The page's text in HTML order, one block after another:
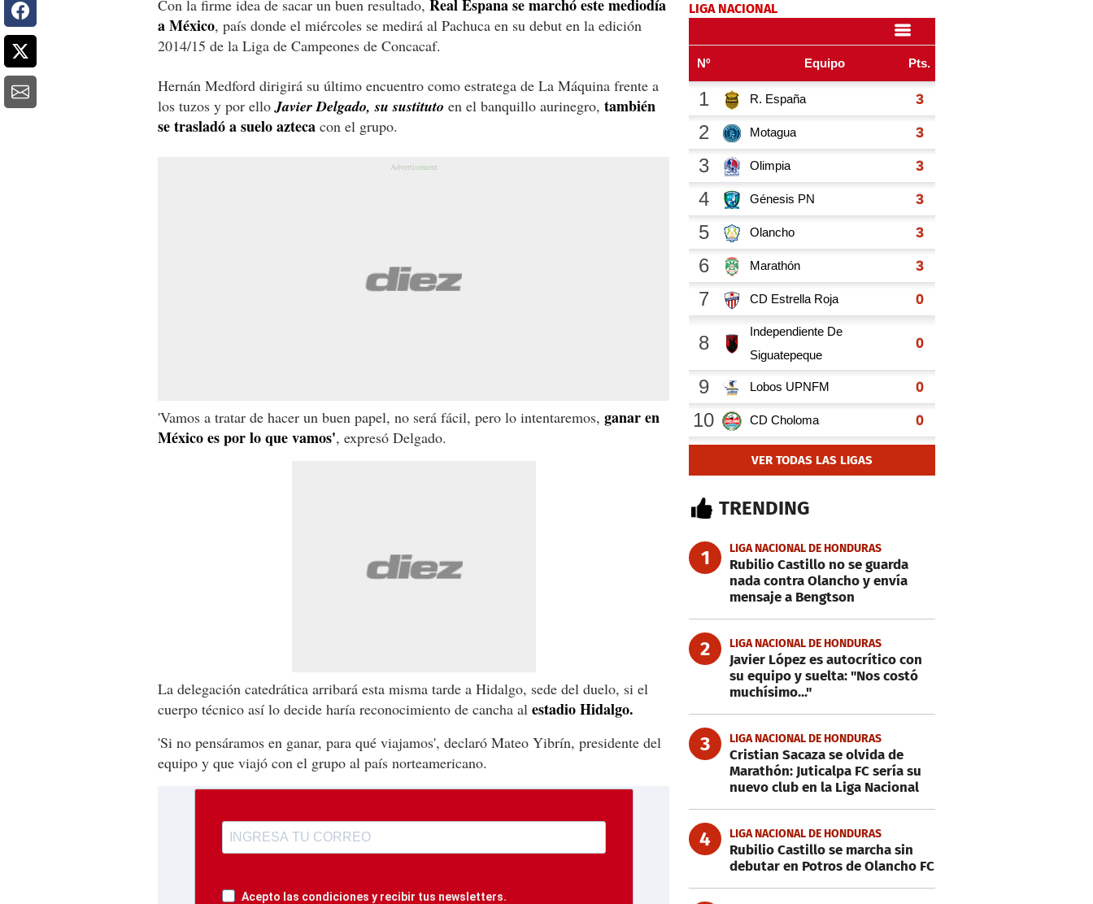
Con la firme idea de sacar un buen resultado, Real Espana se marchó este mediodía
a México, país donde el miércoles se medirá al Pachuca en su debut en la edición
2014/15 de la Liga de Campeones de Concacaf.
Hernán Medford dirigirá su último encuentro como estratega de La Máquina frente a
los tuzos y por elloJavier Delgado, su sustituto en el banquillo aurinegro, también
se trasladó a suelo azteca con el grupo.
'Vamos a tratar de hacer un buen papel, no será fácil, pero lo intentaremos, ganar en
México es por lo que vamos', expresó Delgado.
La delegación catedrática arribará esta misma tarde a Hidalgo, sede del duelo, si el
cuerpo técnico así lo decide haría reconocimiento de cancha al estadio Hidalgo.
'Si no pensáramos en ganar, para qué viajamos', declaró Mateo Yibrín, presidente del
equipo y que viajó con el grupo al país norteamericano.
Acepto las condiciones y recibir tus newsletters.
LIGA NACIONAL
VER TODAS LAS LIGAS
TRENDING
1 LIGA NACIONAL DE HONDURAS
Rubilio Castillo no se guarda
nada contra Olancho y envía
mensaje a Bengtson
2 LIGA NACIONAL DE HONDURAS
Javier López es autocrítico con
su equipo y suelta: "Nos costó
muchísimo..."
3 LIGA NACIONAL DE HONDURAS
Cristian Sacaza se olvida de
Marathón: Juticalpa FC sería su
nuevo club en la Liga Nacional
4 LIGA NACIONAL DE HONDURAS
Rubilio Castillo se marcha sin
debutar en Potros de Olancho FC